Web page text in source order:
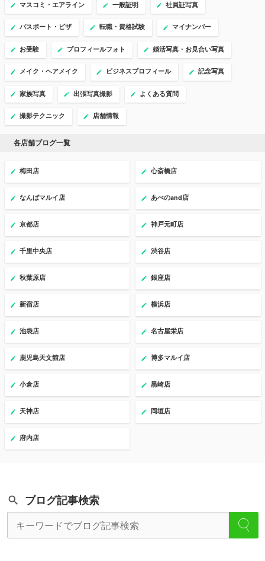
マスコミ・エアライン 一般証明 社員証写真
パスポート・ビザ 転職・資格試験 マイナンバー
お受験 プロフィールフォト 婚活写真・お見合い写真
メイク・ヘアメイク ビジネスプロフィール 記念写真
家族写真 出張写真撮影 よくある質問
撮影テクニック 店舗情報
各店舗ブログ一覧
梅田店 心斎橋店
なんばマルイ店 あべのand店
京都店 神戸元町店
千里中央店 渋谷店
秋葉原店 銀座店
新宿店 横浜店
池袋店 名古屋栄店
鹿児島天文館店 博多マルイ店
小倉店 黒崎店
天神店 岡垣店
府内店
ブログ記事検索